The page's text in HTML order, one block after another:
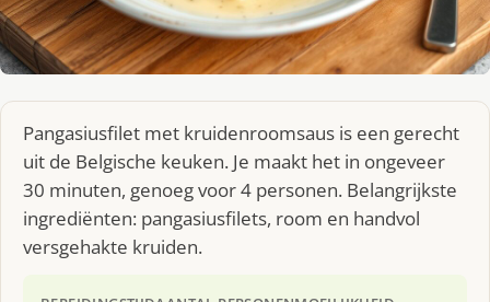
Pangasiusfilet met kruidenroomsaus is een gerecht
uit de Belgische keuken. Je maakt het in ongeveer
30 minuten, genoeg voor 4 personen. Belangrijkste
ingrediënten: pangasiusfilets, room en handvol
versgehakte kruiden.